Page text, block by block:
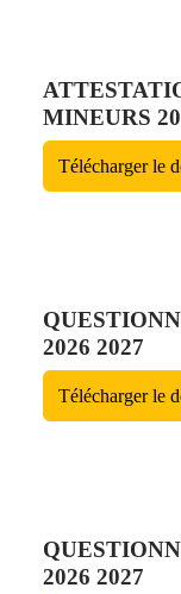
MINEURS
Télécharger le
2026 2027
Télécharger le
2026 2027